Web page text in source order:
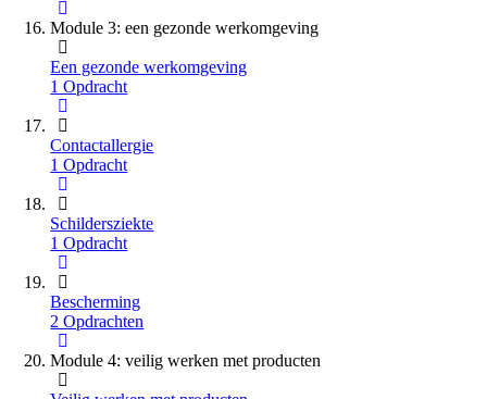
Module 3: een gezonde werkomgeving
Een gezonde werkomgeving
1 Opdracht
Contactallergie
1 Opdracht
Schildersziekte
1 Opdracht
Bescherming
2 Opdrachten
Module 4: veilig werken met producten